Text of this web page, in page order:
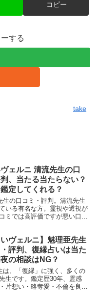
コピー
する
take
ェルニ 清流先生の口
、当たる当たらない？
定してくれる？
の口コミ・評判。清流先生
いる有名な方。霊視や透視が
ミでは高評価ですが悪い口コ
いヴェルニ】魅理亜先生
評判、復縁占いは当た
の相談はNG？
は、「復縁」に強く、多くの
生です。鑑定歴30年、霊感
片想い・略奪愛・不倫を良い